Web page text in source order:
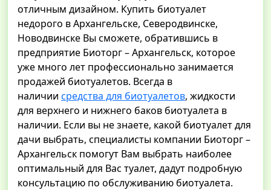
отличным дизайном. Купить биотуалет
недорого в Архангельске, Северодвинске,
Новодвинске Вы сможете, обратившись в
предприятие Биоторг – Архангельск, которое
уже много лет профессионально занимается
продажей биотуалетов. Всегда в
наличии средства для биотуалетов, жидкости
для верхнего и нижнего баков биотуалета в
наличии. Если вы не знаете, какой биотуалет для
дачи выбрать, специалисты компании Биоторг –
Архангельск помогут Вам выбрать наиболее
оптимальный для Вас туалет, дадут подробную
консультацию по обслуживанию биотуалета.